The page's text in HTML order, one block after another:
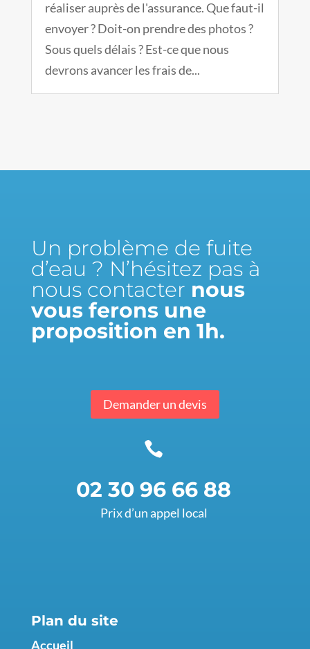
réaliser auprès de l'assurance. Que faut-il
envoyer ? Doit-on prendre des photos ?
Sous quels délais ? Est-ce que nous
devrons avancer les frais de...
Un problème de fuite
d’eau ? N’hésitez pas à
nous contacter nous
vous ferons une
proposition en 1h.
Demander un devis

02 30 96 66 88
Prix d’un appel local
Plan du site
Accueil